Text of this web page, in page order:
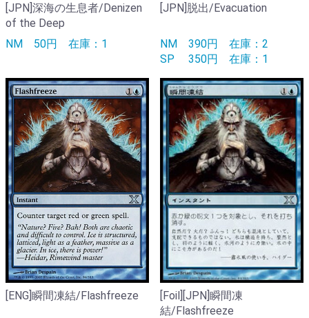
[JPN]深海の生息者/Denizen
of the Deep
NM 50円 在庫：1
[JPN]脱出/Evacuation
NM 390円 在庫：2
SP
350円 在庫：1
[ENG]瞬間凍結/Flashfreeze
[Foil][JPN]瞬間凍
結/Flashfreeze